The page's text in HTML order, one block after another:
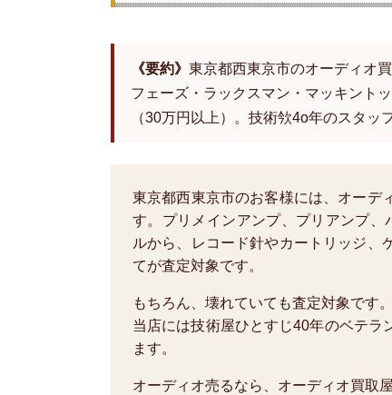
《要約》 東京都西東京市のオーディオ
フェーズ・ラックスマン・マッキント
（30万円以上）。技術欦4o年のスタッ
東京都西東京市のお客様には、オーデ
す。プリメインアンプ、プリアンプ
ルから、レコード針やカートリッジ、
てが査定対象です。
もちろん、壊れていても査定対象です。
当店には技術屋ひとすじ40年のベテラ
ます。
オーディオ売るなら、オーディオ買取屋